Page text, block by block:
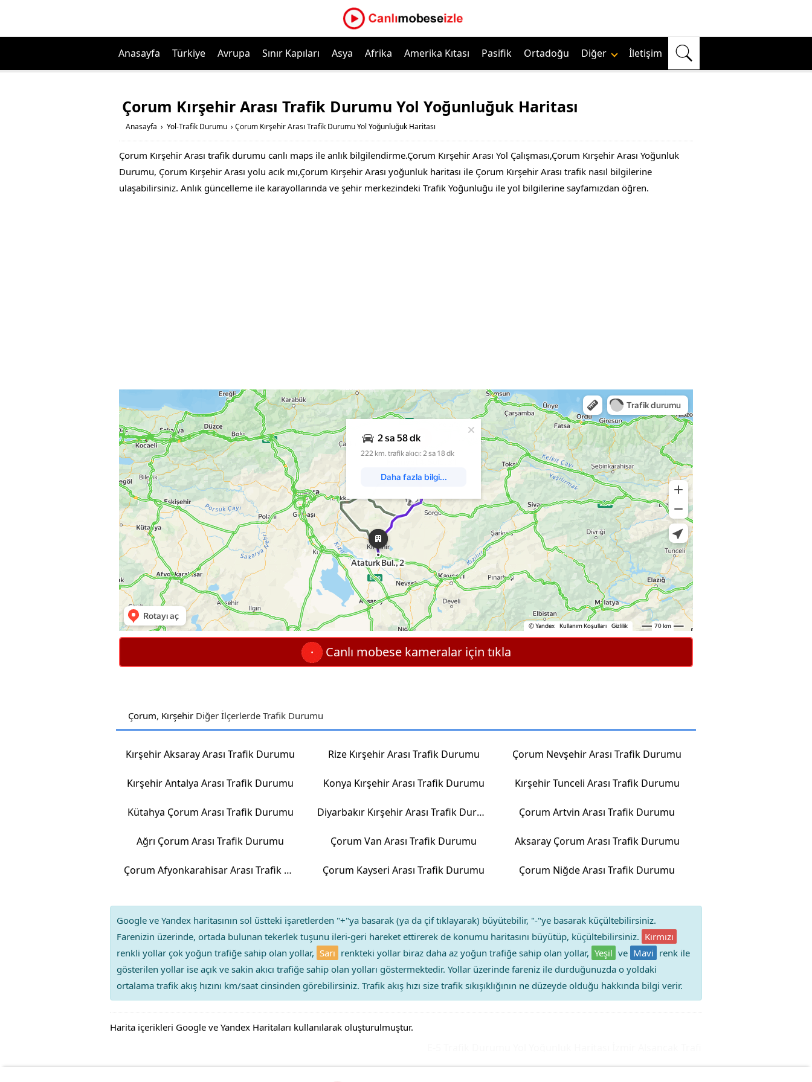
Anasayfa Türkiye Avrupa Sınır Kapıları Asya Afrika Amerika Kıtası Pasifik Ortadoğu Diğer İletişim
Çorum Kırşehir Arası Trafik Durumu Yol Yoğunluğuk Haritası
Anasayfa › Yol-Trafik Durumu › Çorum Kırşehir Arası Trafik Durumu Yol Yoğunluğuk Haritası
Çorum Kırşehir Arası trafik durumu canlı maps ile anlık bilgilendirme.Çorum Kırşehir Arası Yol Çalışması,Çorum Kırşehir Arası Yoğunluk
Durumu, Çorum Kırşehir Arası yolu acık mı,Çorum Kırşehir Arası yoğunluk haritası ile Çorum Kırşehir Arası trafik nasıl bilgilerine
ulaşabilirsiniz. Anlık güncelleme ile karayollarında ve şehir merkezindeki Trafik Yoğunluğu ile yol bilgilerine sayfamızdan öğren.
Canlı mobese kameralar için tıkla
Çorum, Kırşehir Diğer İlçerlerde Trafik Durumu
Kırşehir Aksaray Arası Trafik Durumu Rize Kırşehir Arası Trafik Durumu Çorum Nevşehir Arası Trafik Durumu
Kırşehir Antalya Arası Trafik Durumu Konya Kırşehir Arası Trafik Durumu Kırşehir Tunceli Arası Trafik Durumu
Kütahya Çorum Arası Trafik Durumu Diyarbakır Kırşehir Arası Trafik Durumu Çorum Artvin Arası Trafik Durumu
Ağrı Çorum Arası Trafik Durumu Çorum Van Arası Trafik Durumu Aksaray Çorum Arası Trafik Durumu
Çorum Afyonkarahisar Arası Trafik Durumu Çorum Kayseri Arası Trafik Durumu Çorum Niğde Arası Trafik Durumu
Google ve Yandex haritasının sol üstteki işaretlerden "+"ya basarak (ya da çif tıklayarak) büyütebilir, "-"ye basarak küçültebilirsiniz.
Farenizin üzerinde, ortada bulunan tekerlek tuşunu ileri-geri hareket ettirerek de konumu haritasını büyütüp, küçültebilirsiniz. Kırmızı
renkli yollar çok yoğun trafiğe sahip olan yollar, Sarı renkteki yollar biraz daha az yoğun trafiğe sahip olan yollar, Yeşil ve Mavi renk ile
gösterilen yollar ise açık ve sakin akıcı trafiğe sahip olan yolları göstermektedir. Yollar üzerinde fareniz ile durduğunuzda o yoldaki
ortalama trafik akış hızını km/saat cinsinden görebilirsiniz. Trafik akış hızı size trafik sıkışıklığının ne düzeyde olduğu hakkında bilgi verir.
Harita içerikleri Google ve Yandex Haritaları kullanılarak oluşturulmuştur.